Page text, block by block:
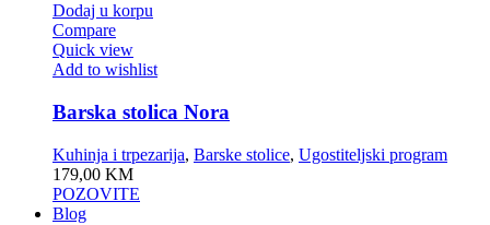
Dodaj u korpu
Compare
Quick view
Add to wishlist
Barska stolica Nora
Kuhinja i trpezarija, Barske stolice, Ugostiteljski program
179,00 KM
POZOVITE
Blog